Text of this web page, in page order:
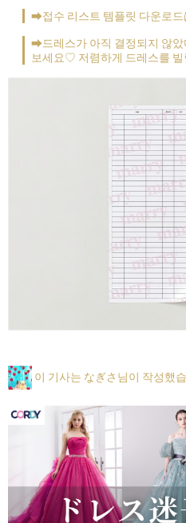
➡접수 리스트 템플릿 다운로드
➡드레스가 아직 결정되지 않았
보세요♡ 저렴하게 드레스를 빌
이 기사는 なぎさ님이 작성했